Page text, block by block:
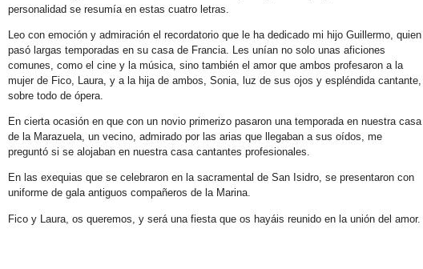
personalidad se resumía en estas cuatro letras.
Leo con emoción y admiración el recordatorio que le ha dedicado mi hijo Guillermo, quien
pasó largas temporadas en su casa de Francia. Les unían no solo unas aficiones
comunes, como el cine y la música, sino también el amor que ambos profesaron a la
mujer de Fico, Laura, y a la hija de ambos, Sonia, luz de sus ojos y espléndida cantante,
sobre todo de ópera.
En cierta ocasión en que con un novio primerizo pasaron una temporada en nuestra casa
de la Marazuela, un vecino, admirado por las arias que llegaban a sus oídos, me
preguntó si se alojaban en nuestra casa cantantes profesionales.
En las exequias que se celebraron en la sacramental de San Isidro, se presentaron con
uniforme de gala antiguos compañeros de la Marina.
Fico y Laura, os queremos, y será una fiesta que os hayáis reunido en la unión del amor.